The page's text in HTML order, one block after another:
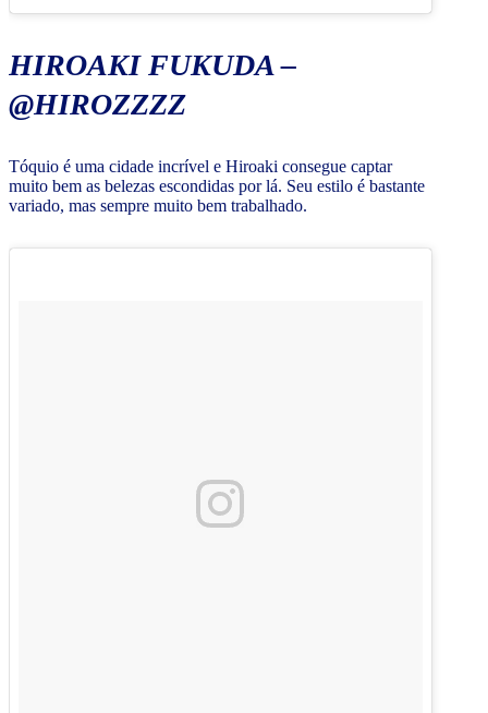
HIROAKI FUKUDA –
@HIROZZZZ
Tóquio é uma cidade incrível e Hiroaki consegue captar
muito bem as belezas escondidas por lá. Seu estilo é bastante
variado, mas sempre muito bem trabalhado.